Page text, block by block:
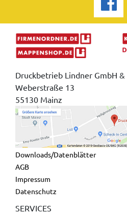
Druckbetrieb Lindner GmbH &
Weberstraße 13
55130 Mainz
Downloads/Datenblätter
AGB
Impressum
Datenschutz
SERVICES